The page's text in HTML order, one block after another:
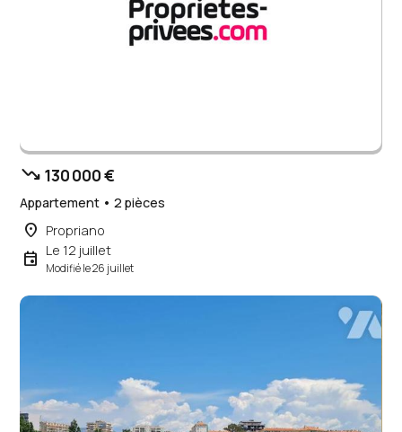
trending_down 130 000 €
Appartement • 2 pièces
place Propriano
event Le 12 juillet
Modifié le 26 juillet